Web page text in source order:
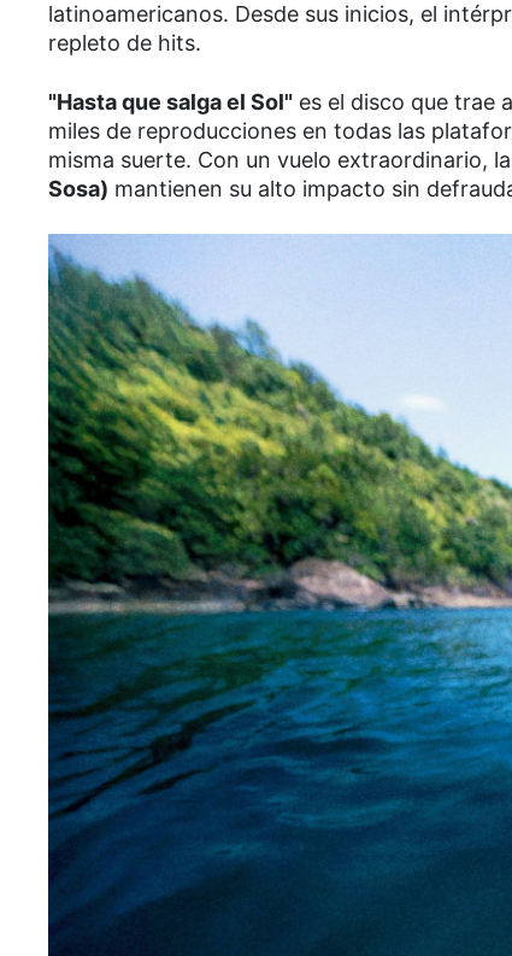
latinoamericanos. Desde sus inicios, el
repleto de hits.
"Hasta que salga el Sol" es el disco que trae
miles de reproducciones en todas las
misma suerte. Con un vuelo extraordinario,
Sosa) mantienen su alto impacto sin